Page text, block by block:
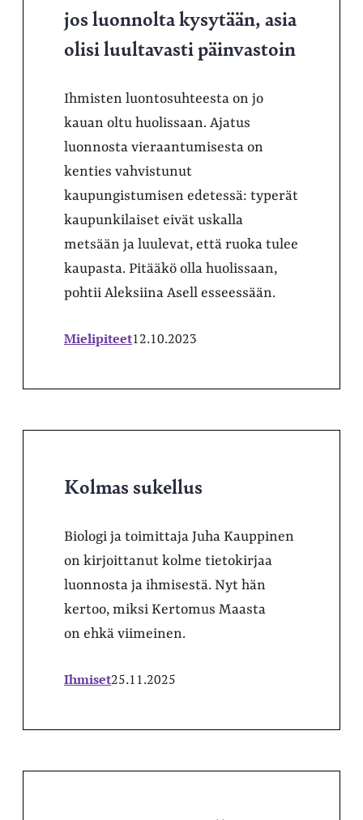
jos luonnolta kysytään, asia
olisi luultavasti päinvastoin
Ihmisten luontosuhteesta on jo
kauan oltu huolissaan. Ajatus
luonnosta vieraantumisesta on
kenties vahvistunut
kaupungistumisen edetessä: typerät
kaupunkilaiset eivät uskalla
metsään ja luulevat, että ruoka tulee
kaupasta. Pitääkö olla huolissaan,
pohtii Aleksiina Asell esseessään.
Mielipiteet12.10.2023
Kolmas sukellus
Biologi ja toimittaja Juha Kauppinen
on kirjoittanut kolme tietokirjaa
luonnosta ja ihmisestä. Nyt hän
kertoo, miksi Kertomus Maasta
on ehkä viimeinen.
Ihmiset25.11.2025